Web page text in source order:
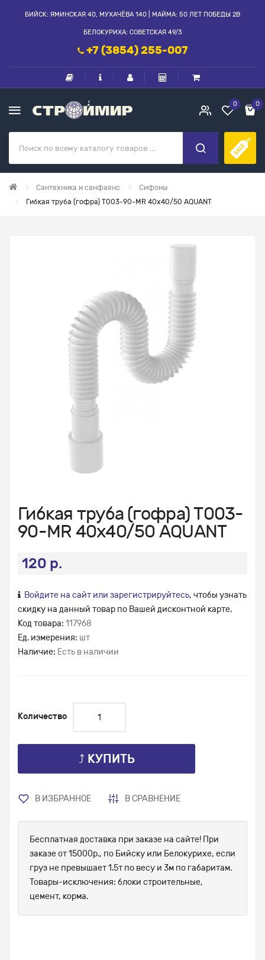
БИЙСК: ЯМИНСКАЯ 40, МУХАЧЁВА 140 | МАЙМА: 50 ЛЕТ ПОБЕДЫ 2В
БЕЛОКУРИХА: СОВЕТСКАЯ 49/3
+7 (3854) 255-007
0 0
Сантехника и санфаянс
Сифоны
Гибкая труба (гофра) Т003-90-MR 40х40/50 AQUANT
Гибкая труба (гофра) Т003-
90-MR 40х40/50 AQUANT
120 р.
Войдите на сайт или зарегистрируйтесь, чтобы узнать
скидку на данный товар по Вашей дисконтной карте.
Код товара: 117968
Ед. измерения: шт
Наличие: Есть в наличии
Количество
⤴ КУПИТЬ
В ИЗБРАННОЕ В СРАВНЕНИЕ
Бесплатная доставка при заказе на сайте! При
заказе от 15000р., по Бийску или Белокурихе, если
груз не превышает 1.5т по весу и 3м по габаритам.
Товары-исключения: блоки строительные,
цемент, корма.